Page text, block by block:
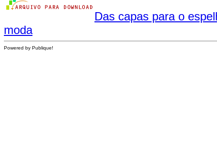
Das capas para o
moda
Powered by Publique!